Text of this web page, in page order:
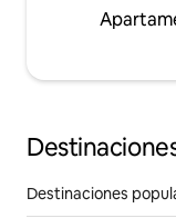
Destinaciones